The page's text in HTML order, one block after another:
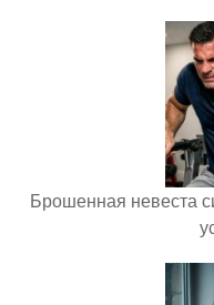
Брошенная невеста